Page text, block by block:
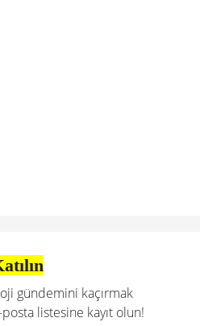
gündemini kaçırmak
listesine kayıt olun!